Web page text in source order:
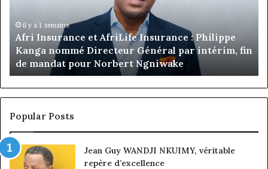
de
Jumia
Maroc
il y a 7 heures
Marcelle Monkam Siayojie prend les commandes
de Jumia Maroc
Popular Posts
Jean Guy WANDJI NKUIMY, véritable
repère d’excellence